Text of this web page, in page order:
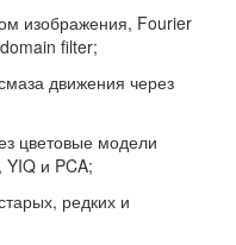
изображения, Fourier
filter;
движения через
цветовые модели
YIQ и PCA;
редких и